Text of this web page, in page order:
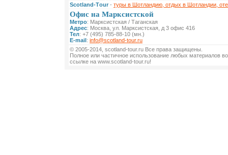
Scotland-Тour - туры в Шотландию, отдых в Шотландии,
Офис на Марксистской
Метро: Марксистская / Таганская
Адрес: Москва, ул. Марксистская, д 3 офис 416
Тел: +7 (495) 785-88-10 (мн.)
E-mail: info@scotland-tour.ru
© 2005-2014, scotland-tour.ru Все права защищены.
Полное или частичное использование любых материалов
ссылке на www.scotland-tour.ru!